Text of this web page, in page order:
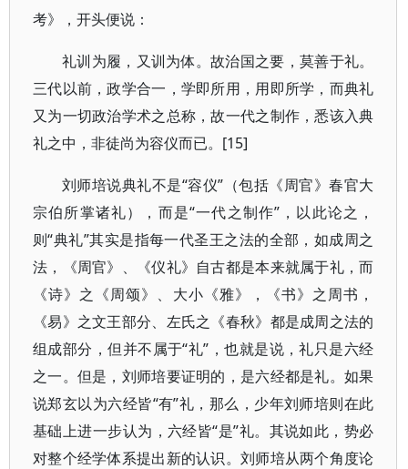
考》，开头便说：
礼训为履，又训为体。故治国之要，莫善于礼。
三代以前，政学合一，学即所用，用即所学，而典礼
又为一切政治学术之总称，故一代之制作，悉该入典
礼之中，非徒尚为容仪而已。[15]
刘师培说典礼不是“容仪”（包括《周官》春官大
宗伯所掌诸礼），而是“一代之制作”，以此论之，
则“典礼”其实是指每一代圣王之法的全部，如成周之
法，《周官》、《仪礼》自古都是本来就属于礼，而
《诗》之《周颂》、大小《雅》，《书》之周书，
《易》之文王部分、左氏之《春秋》都是成周之法的
组成部分，但并不属于“礼”，也就是说，礼只是六经
之一。但是，刘师培要证明的，是六经都是礼。如果
说郑玄以为六经皆“有”礼，那么，少年刘师培则在此
基础上进一步认为，六经皆“是”礼。其说如此，势必
对整个经学体系提出新的认识。刘师培从两个角度论